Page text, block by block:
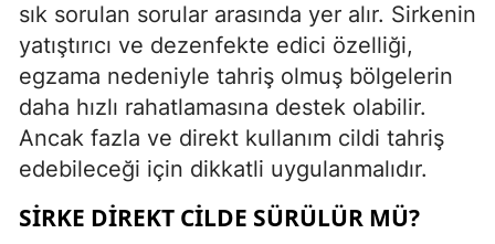
sık sorulan sorular arasında yer alır. Sirkenin
yatıştırıcı ve dezenfekte edici özelliği,
egzama nedeniyle tahriş olmuş bölgelerin
daha hızlı rahatlamasına destek olabilir.
Ancak fazla ve direkt kullanım cildi tahriş
edebileceği için dikkatli uygulanmalıdır.
SIRKE DIREKT CILDE SÜRÜLÜR MÜ?